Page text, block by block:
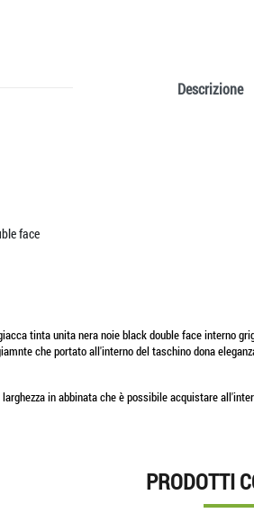
Descrizione
face
tinta unita nera noie black double face interno
che portato all'interno del taschino dona
in abbinata che è possibile acquistare
PRODOTTI